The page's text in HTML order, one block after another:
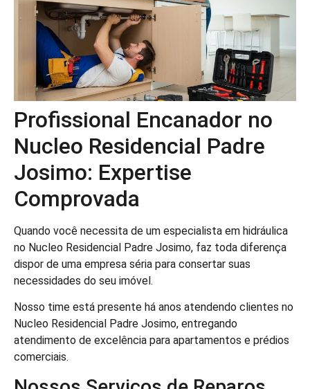
Profissional Encanador no
Nucleo Residencial Padre
Josimo: Expertise
Comprovada
Quando você necessita de um especialista em hidráulica
no Nucleo Residencial Padre Josimo, faz toda diferença
dispor de uma empresa séria para consertar suas
necessidades do seu imóvel.
Nosso time está presente há anos atendendo clientes no
Nucleo Residencial Padre Josimo, entregando
atendimento de excelência para apartamentos e prédios
comerciais.